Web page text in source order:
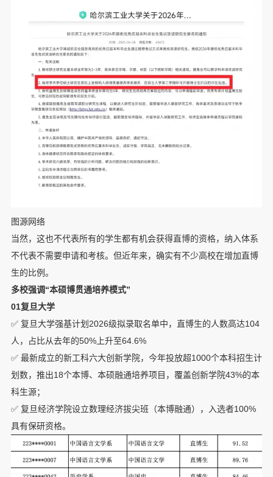
图源网络
当然，这也不代表所有的学生都有机会获得直博的资格，纳入体系
不代表不需要申请和考核。但近年来，确实有不少高校在增加直博
生的比例。
多校强调“本硕博贯通培养模式”
01复旦大学
✅ 复旦大学强基计划2026级拟录取名单中，直博生的人数高达104
人，占比从去年的50%上升至64.6%
✅ 最新成立的新工科六大创新学院，今年投放超1000个本科招生计
划数，推出18个本博、本硕融通培养项目，覆盖创新学院43%的本
科生源；
✅ 复旦经济学院设立数理经济拔尖班（本博融通），入选者100%
具有保研资格。